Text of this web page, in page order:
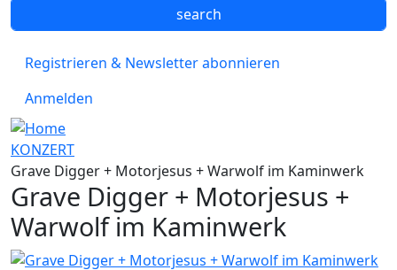
Registrieren & Newsletter abonnieren
Anmelden
KONZERT
Grave Digger + Motorjesus + Warwolf im Kaminwerk
Grave Digger + Motorjesus +
Warwolf im Kaminwerk